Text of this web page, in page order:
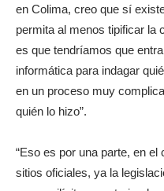
en Colima, creo que sí
permita al menos tipificar la
es que tendríamos que
informática para indagar
en un proceso muy
quién lo hizo”.
“Eso es por una parte, en
sitios oficiales, ya la